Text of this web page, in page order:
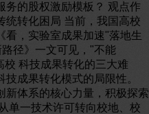
务的股权激励模板？ 观点作
统转化困局 当前，我国高校
看，实验室成果加速"落地生
径》一文可见，"不能
科技成果转化的三大难
成果转化模式的局限性。
新体系的核心力量，积极探索
单一技术许可转向校地、校